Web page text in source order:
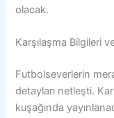
olacak.
Karşılaşma Bilgileri
Futbolseverlerin
detayları netleşti.
kuşağında